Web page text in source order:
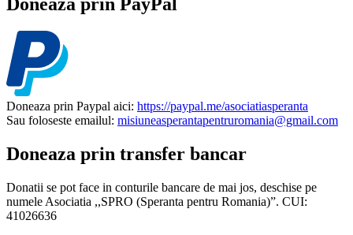
Doneaza prin PayPal
Doneaza prin Paypal aici: https://paypal.me/asociatiasperanta
Sau foloseste emailul: misiuneasperantapentruromania@gmail.com
Doneaza prin transfer bancar
Donatii se pot face in conturile bancare de mai jos, deschise pe
numele Asociatia ,,SPRO (Speranta pentru Romania)”. CUI:
41026636